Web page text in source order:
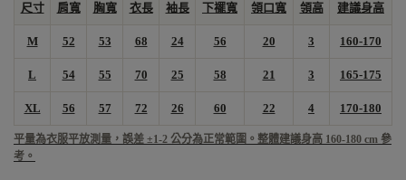
尺寸 肩寬 胸寬 衣長 袖長 下襬寬 領口寬 領高 建議身高
M 52 53 68 24 56 20 3 160-170
L 54 55 70 25 58 21 3 165-175
XL 56 57 72 26 60 22 4 170-180
平量為衣服平放測量，誤差 ±1-2 公分為正常範圍。整體建議身高 160-180 cm 參
考。